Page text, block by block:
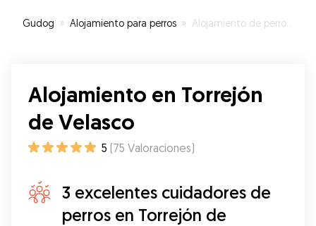
Gudog » Alojamiento para perros » Alojamiento de perros en Torrejón de Velasco
Alojamiento en Torrejón
de Velasco
5 (75 Valoraciones)
3 excelentes cuidadores de
perros en Torrejón de